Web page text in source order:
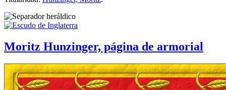
Moritz Hunzinger, página de armorial